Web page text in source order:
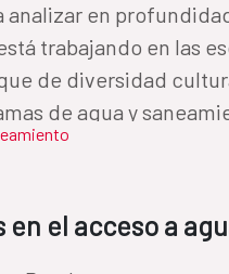
analizar en
trabajando en las
de diversidad
de agua y
el acceso a